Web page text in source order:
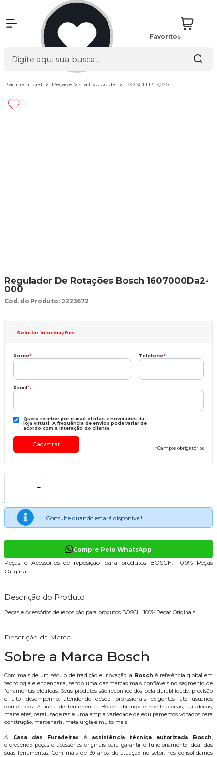
Favoritos
Página Inicial Peças e Vista Explodida BOSCH PEÇAS
Regulador De Rotações Bosch 1607000Da2-
000
Cod. do Produto: 0223672
Solicitar Informações
Nome*: Telefone*:
Email*:
Quero receber por e-mail ofertas e novidades da
loja virtual. A frequência de envios pode variar de
acordo com a interação do cliente.
*Campos obrigatórios
- +
Consulte quando estará disponível!
Compre Pelo WhatsApp
Peças e Acessórios de reposição para produtos BOSCH. 100% Peças
Originais.
Descrição do Produto
Peças e Acessórios de reposição para produtos BOSCH. 100% Peças Originais.
Descrição da Marca
Sobre a Marca Bosch
Com mais de um século de tradição e inovação, a Bosch é referência global em
tecnologia e engenharia, sendo uma das marcas mais confiáveis no segmento de
ferramentas elétricas. Seus produtos são reconhecidos pela durabilidade, precisão
e alto desempenho, atendendo desde profissionais exigentes até usuários
domésticos. A linha de ferramentas Bosch abrange esmerilhadeiras, furadeiras,
marteletes, parafusadeiras e uma ampla variedade de equipamentos voltados para
construção, marcenaria, metalurgia e muito mais.
A Casa das Furadeiras é assistência técnica autorizada Bosch,
oferecendo peças e acessórios originais para garantir o funcionamento ideal das
suas ferramentas. Com mais de 30 anos de atuação no setor, nos consolidamos